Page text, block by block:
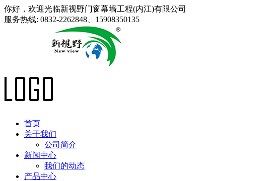
你好，欢迎光临新视野门窗幕墙工程(内江)有限公司
服务热线: 0832-2262848、15908350135
首页
关于我们
公司简介
新闻中心
我们的动态
产品中心